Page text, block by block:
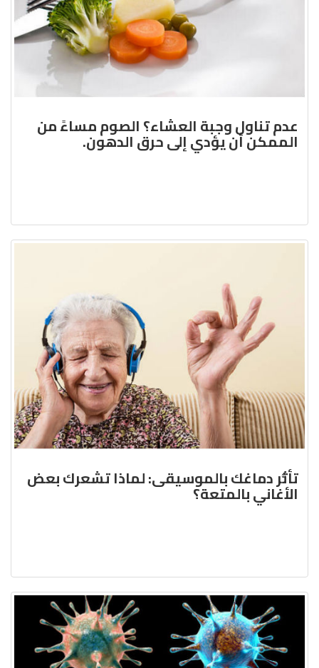
عدم تناول وجبة العشاء؟ الصوم مساءً من
الممكن أن يؤدي إلى حرق الدهون.
تأثُّر دماغك بالموسيقى: لماذا تشعرك بعض
الأغاني بالمتعة؟